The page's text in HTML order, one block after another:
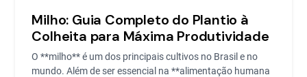
Milho: Guia Completo do Plantio à
Colheita para Máxima Produtividade
O **milho** é um dos principais cultivos no Brasil e no
mundo. Além de ser essencial na **alimentação humana